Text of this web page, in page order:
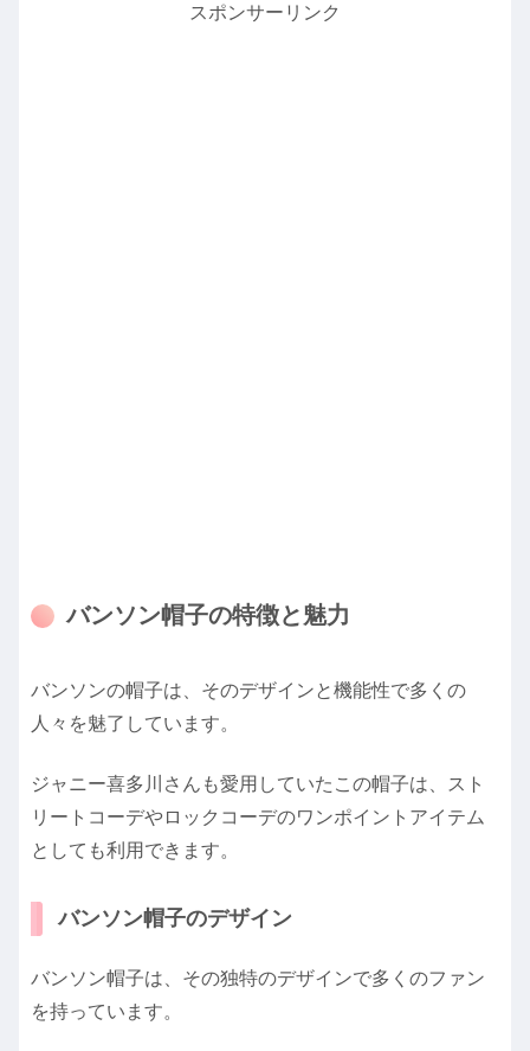
スポンサーリンク
バンソン帽子の特徴と魅力
バンソンの帽子は、そのデザインと機能性で多くの
人々を魅了しています。
ジャニー喜多川さんも愛用していたこの帽子は、スト
リートコーデやロックコーデのワンポイントアイテム
としても利用できます。
バンソン帽子のデザイン
バンソン帽子は、その独特のデザインで多くのファン
を持っています。